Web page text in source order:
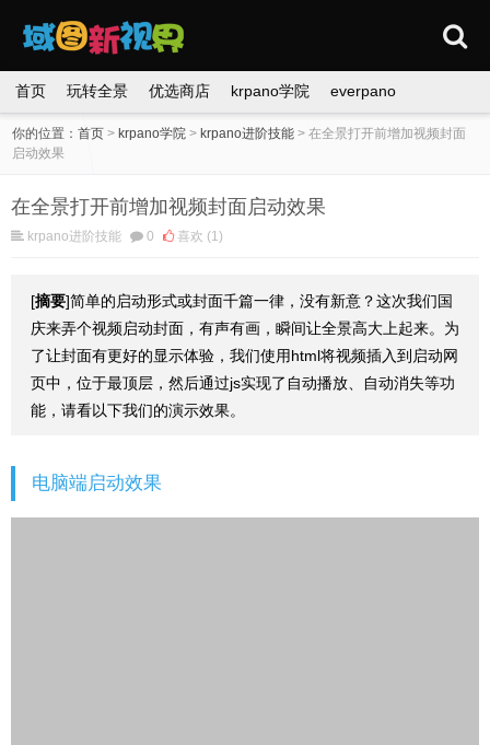
首页 玩转全景 优选商店 krpano学院 everpano
你的位置：首页 > krpano学院 > krpano进阶技能 > 在全景打开前增加视频封面
启动效果
在全景打开前增加视频封面启动效果
krpano进阶技能 0 喜欢 (1)
[摘要]简单的启动形式或封面千篇一律，没有新意？这次我们国
庆来弄个视频启动封面，有声有画，瞬间让全景高大上起来。为
了让封面有更好的显示体验，我们使用html将视频插入到启动网
页中，位于最顶层，然后通过js实现了自动播放、自动消失等功
能，请看以下我们的演示效果。
电脑端启动效果